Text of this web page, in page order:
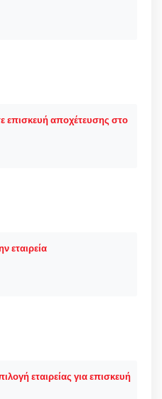
επισκευή αποχέτευσης στο
εταιρεία
εταιρείας για επισκευή